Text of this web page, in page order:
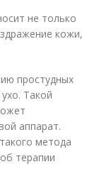
не только
кожи,
простудных
Такой
аппарат.
метода
терапии